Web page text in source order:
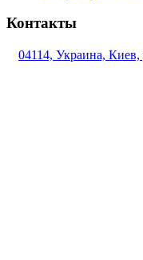
Контакты
04114, Украина,